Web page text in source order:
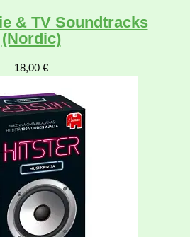
& TV Soundtracks
(Nordic)
18,00 €